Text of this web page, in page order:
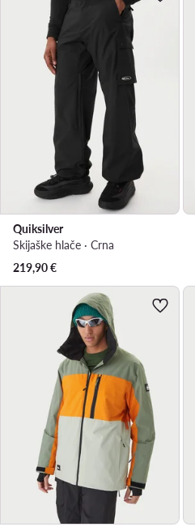
Quiksilver
Skijaške hlače · Crna
219,90€